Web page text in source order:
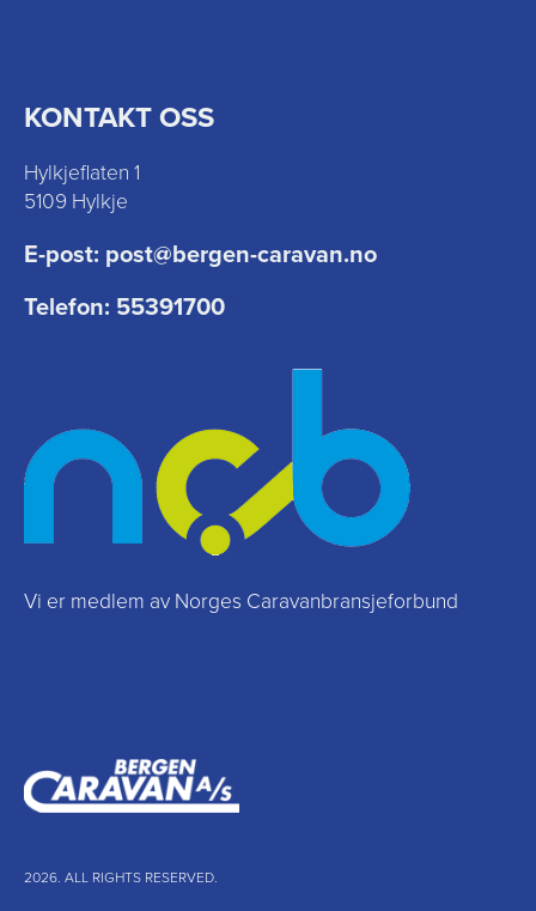
KONTAKT OSS
Hylkjeflaten 1
5109 Hylkje
E-post: post@bergen-caravan.no
Telefon: 55391700
Vi er medlem av Norges Caravanbransjeforbund
2026. ALL RIGHTS RESERVED.